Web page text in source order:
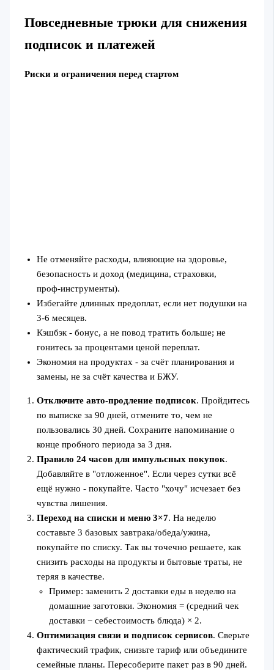
Повседневные трюки для снижения
подписок и платежей
Риски и ограничения перед стартом
Не отменяйте расходы, влияющие на здоровье,
безопасность и доход (медицина, страховки,
проф‑инструменты).
Избегайте длинных предоплат, если нет подушки на
3-6 месяцев.
Кэшбэк - бонус, а не повод тратить больше; не
гонитесь за процентами ценой переплат.
Экономия на продуктах - за счёт планирования и
замены, не за счёт качества и БЖУ.
Отключите авто‑продление подписок. Пройдитесь
по выписке за 90 дней, отмените то, чем не
пользовались 30 дней. Сохраните напоминание о
конце пробного периода за 3 дня.
Правило 24 часов для импульсных покупок.
Добавляйте в "отложенное". Если через сутки всё
ещё нужно - покупайте. Часто "хочу" исчезает без
чувства лишения.
Переход на списки и меню 3×7. На неделю
составьте 3 базовых завтрака/обеда/ужина,
покупайте по списку. Так вы точечно решаете, как
снизить расходы на продукты и бытовые траты, не
теряя в качестве.
Пример: заменить 2 доставки еды в неделю на
домашние заготовки. Экономия = (средний чек
доставки − себестоимость блюда) × 2.
Оптимизация связи и подписок сервисов. Сверьте
фактический трафик, снизьте тариф или объедините
семейные планы. Пересоберите пакет раз в 90 дней.